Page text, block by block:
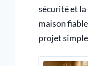
sécurité et
maison
projet